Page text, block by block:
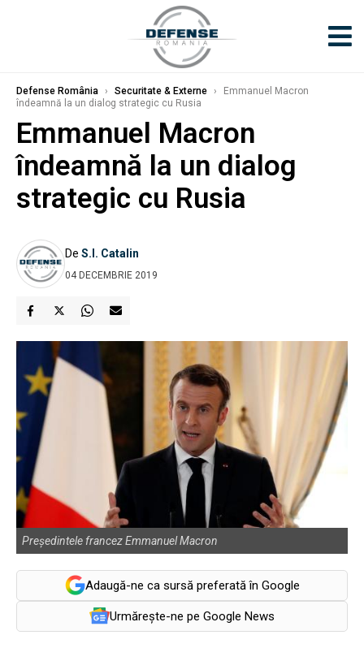
Defense România › Securitate & Externe ›
Emmanuel Macron
îndeamnă la un dialog strategic cu Rusia
Emmanuel Macron
îndeamnă la un dialog
strategic cu Rusia
De S.I. Catalin
04 DECEMBRIE 2019
Preşedintele francez Emmanuel Macron
Adaugă-ne ca sursă preferată în Google
Urmărește-ne pe Google News